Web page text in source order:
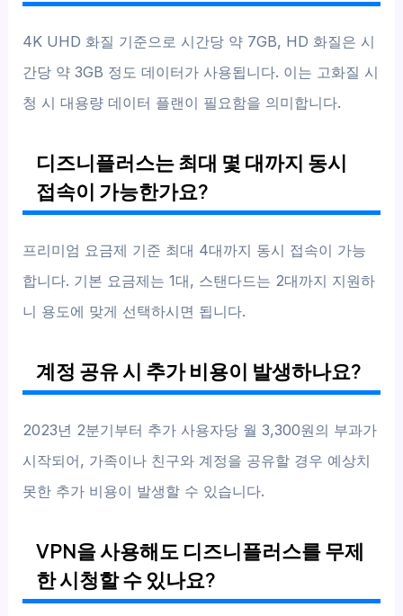
4K UHD 화질 기준으로 시간당 약 7GB, HD 화질은 시
간당 약 3GB 정도 데이터가 사용됩니다. 이는 고화질 시
청 시 대용량 데이터 플랜이 필요함을 의미합니다.
디즈니플러스는 최대 몇 대까지 동시
접속이 가능한가요?
프리미엄 요금제 기준 최대 4대까지 동시 접속이 가능
합니다. 기본 요금제는 1대, 스탠다드는 2대까지 지원하
니 용도에 맞게 선택하시면 됩니다.
계정 공유 시 추가 비용이 발생하나요?
2023년 2분기부터 추가 사용자당 월 3,300원의 부과가
시작되어, 가족이나 친구와 계정을 공유할 경우 예상치
못한 추가 비용이 발생할 수 있습니다.
VPN을 사용해도 디즈니플러스를 무제
한 시청할 수 있나요?